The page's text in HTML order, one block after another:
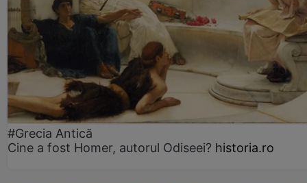
#Grecia Antică
Cine a fost Homer, autorul Odiseei? historia.ro